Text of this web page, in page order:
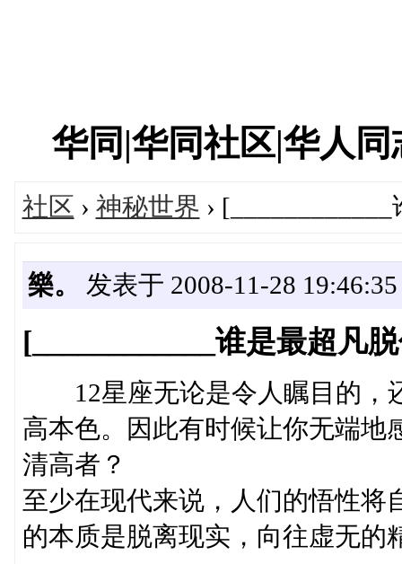
华同|华同社区|华人
社区 › 神秘世界 ›
樂。 发表于 2008-11-28 19:46:35
[____________谁是最超凡
12星座无论是令人瞩目的，
高本色。因此有时候让你无端地
清高者？
至少在现代来说，人们的悟性将
的本质是脱离现实，向往虚无的